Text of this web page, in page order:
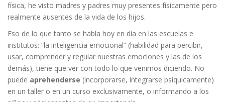
física, he visto madres y padres muy presentes físicamente pero
realmente ausentes de la vida de los hijos.
Eso de lo que tanto se habla hoy en día en las escuelas e
institutos: “la inteligencia emocional” (habilidad para percibir,
usar, comprender y regular nuestras emociones y las de los
demás), tiene que ver con todo lo que venimos diciendo. No
puede aprehenderse (incorporarse, integrarse psíquicamente)
en un taller o en un curso exclusivamente, o informando a los